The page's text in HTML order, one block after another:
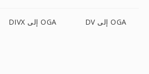
DIVX إلى OGA DV إلى OGA